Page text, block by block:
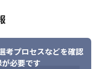
する、裁量の大きな業務
開発に携わる魅力がありま
考プロセスなどを確認
必要です